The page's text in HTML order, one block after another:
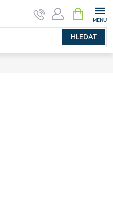
HLEDAT
NÁKUPNÍ
KOŠÍK